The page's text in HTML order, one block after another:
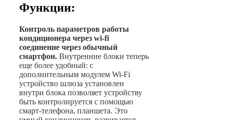
Функции:
Контроль параметров работы
кондиционера через wi-fi
соединение через обычный
смартфон. Внутренние блоки теперь
еще более удобный: с
дополнительным модулем Wi-Fi
устройство шлюза установлен
внутри блока позволяет устройству
быть контролируется с помощью
смарт-телефона, планшета. Это